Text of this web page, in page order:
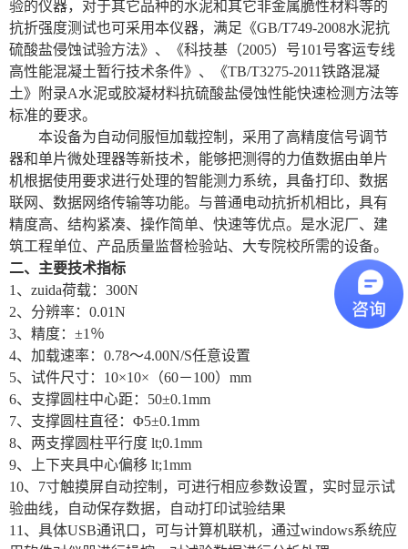
验的仪器，对于其它品种的水泥和其它非金属脆性材料等的
抗折强度测试也可采用本仪器，满足《GB/T749-2008水泥抗
硫酸盐侵蚀试验方法》、《科技基（2005）号101号客运专线
高性能混凝土暂行技术条件》、《TB/T3275-2011铁路混凝
土》附录A水泥或胶凝材料抗硫酸盐侵蚀性能快速检测方法等
标准的要求。
本设备为自动伺服恒加载控制，采用了高精度信号调节
器和单片微处理器等新技术，能够把测得的力值数据由单片
机根据使用要求进行处理的智能测力系统，具备打印、数据
联网、数据网络传输等功能。与普通电动抗折机相比，具有
精度高、结构紧凑、操作简单、快速等优点。是水泥厂、建
筑工程单位、产品质量监督检验站、大专院校所需的设备。
二、主要技术指标
1、zuida荷载：300N
2、分辨率：0.01N
3、精度：±1％
4、加载速率：0.78～4.00N/S任意设置
5、试件尺寸：10×10×（60－100）mm
6、支撑圆柱中心距：50±0.1mm
7、支撑圆柱直径：Φ5±0.1mm
8、两支撑圆柱平行度 lt;0.1mm
9、上下夹具中心偏移 lt;1mm
10、7寸触摸屏自动控制，可进行相应参数设置，实时显示试
验曲线，自动保存数据，自动打印试验结果
11、具体USB通讯口，可与计算机联机，通过windows系统应